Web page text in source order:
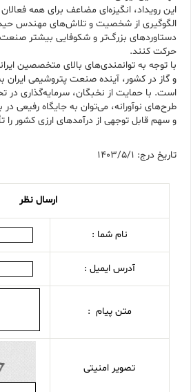
این رویداد، انگیزه‌ای مضاعف برای همه
الگوگیری از شخصیت و تلاش‌های مهندس
دستاوردهای بزرگ‌تر و شکوفایی بیشتر
حرکت کنند.
با توجه به توانمندی‌های بالای متخصصین
و گاز در کشور، آینده صنعت پتروشیمی ایران
است. با حمایت از نخبگان، سرمایه‌گذاری در
طرح‌های نوآورانه، می‌توان به جایگاه رفیعی
و سهم قابل توجهی از درآمدهای ارزی کشور را
تاریخ درج: 1403/5/1
ارسال نظر
نام شما :
آدرس ایمیل :
متن پیام :
تصویر امنیتی